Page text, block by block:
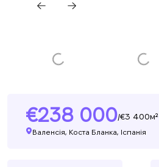
238 000/ 3 400м²
Валенсія, Коста Бланка, Іспанія